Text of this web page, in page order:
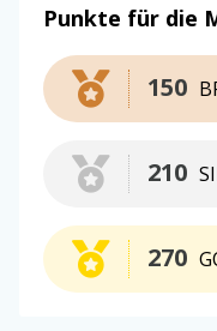
Punkte für die
150
210
270